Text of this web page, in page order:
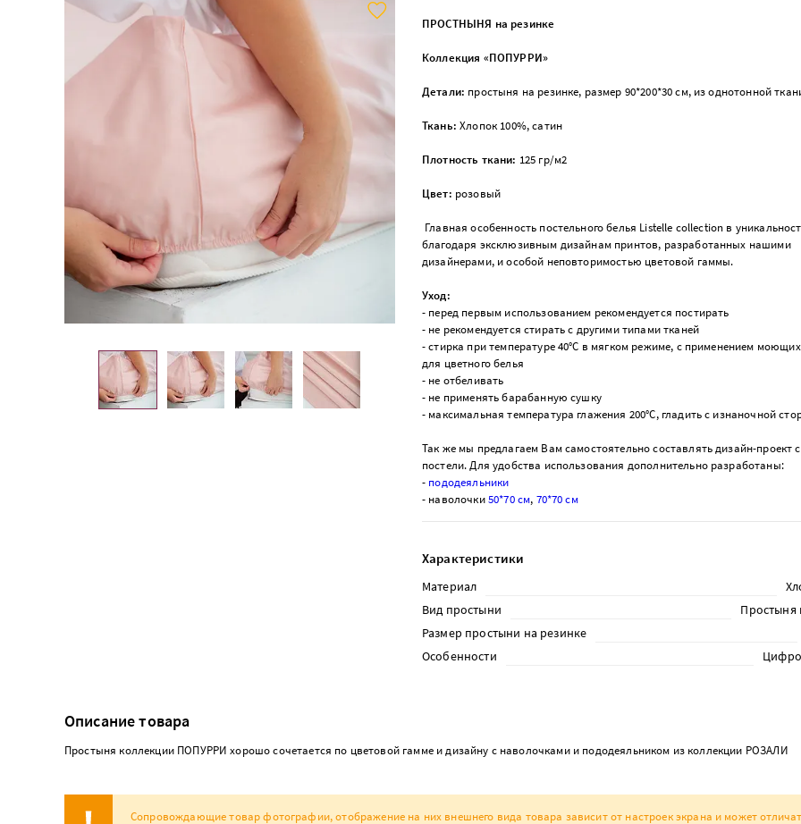
ПРОСТНЫНЯ на резинке
Коллекция «ПОПУРРИ»
Детали: простыня на резинке, размер 90*200*30 см, из однотонной
Ткань: Хлопок 100%, сатин
Плотность ткани: 125 гр/м2
Цвет: розовый
Главная особенность постельного белья Listelle collection в
благодаря эксклюзивным дизайнам принтов, разработанных нашими
дизайнерами, и особой неповторимостью цветовой гаммы.
Уход:
- перед первым использованием рекомендуется постирать
- не рекомендуется стирать с другими типами тканей
- стирка при температуре 40°С в мягком режиме, с применением
для цветного белья
- не отбеливать
- не применять барабанную сушку
- максимальная температура глажения 200°С, гладить с изнаночной
Так же мы предлагаем Вам самостоятельно составлять дизайн-проект
постели. Для удобства использования дополнительно разработаны:
- пододеяльники
- наволочки50*70 см, 70*70 см
Характеристики
Материал
Вид простыни
Простыня
Размер простыни на резинке
Особенности
Описание товара
Простыня коллекции ПОПУРРИ хорошо сочетается по цветовой гамме и дизайну с наволочками и пододеяльником из коллекции РОЗАЛИ
Сопровождающие товар фотографии, отображение на них внешнего вида товара зависит от настроек экрана и может